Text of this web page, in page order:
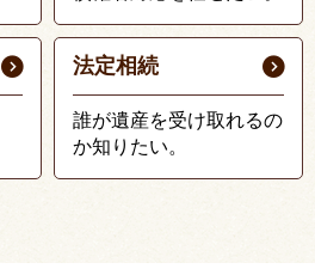
法定相続
誰が遺産を受け取れるの
か知りたい。